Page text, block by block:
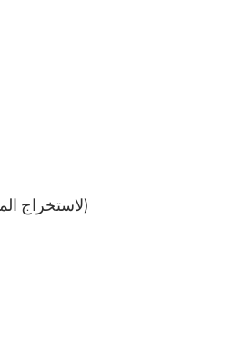
2- تنزيل الملفات واستخراجها (تحتاج إلى برنامج winrar لاستخراج الملفات المحمية بكلمة مرور)